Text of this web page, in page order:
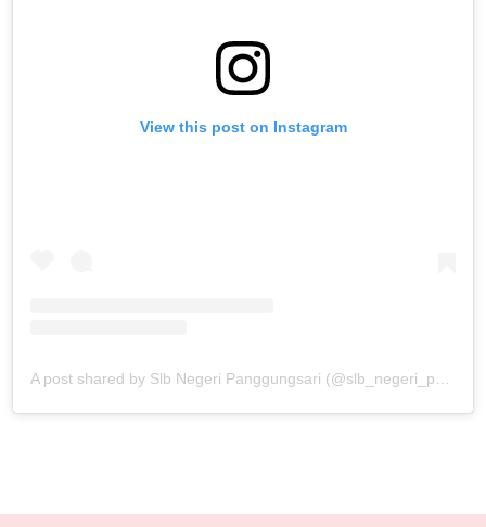
View this post on Instagram